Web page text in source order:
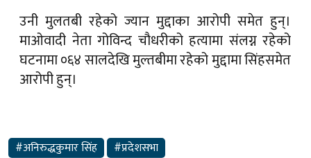
उनी मुलतबी रहेको ज्यान मुद्दाका आरोपी समेत हुन्।
माओवादी नेता गोविन्द चौधरीको हत्यामा संलग्न रहेको
घटनामा ०६४ सालदेखि मुल्तबीमा रहेको मुद्दामा सिंहसमेत
आरोपी हुन्।
#अनिरुद्धकुमार सिंह
#प्रदेशसभा